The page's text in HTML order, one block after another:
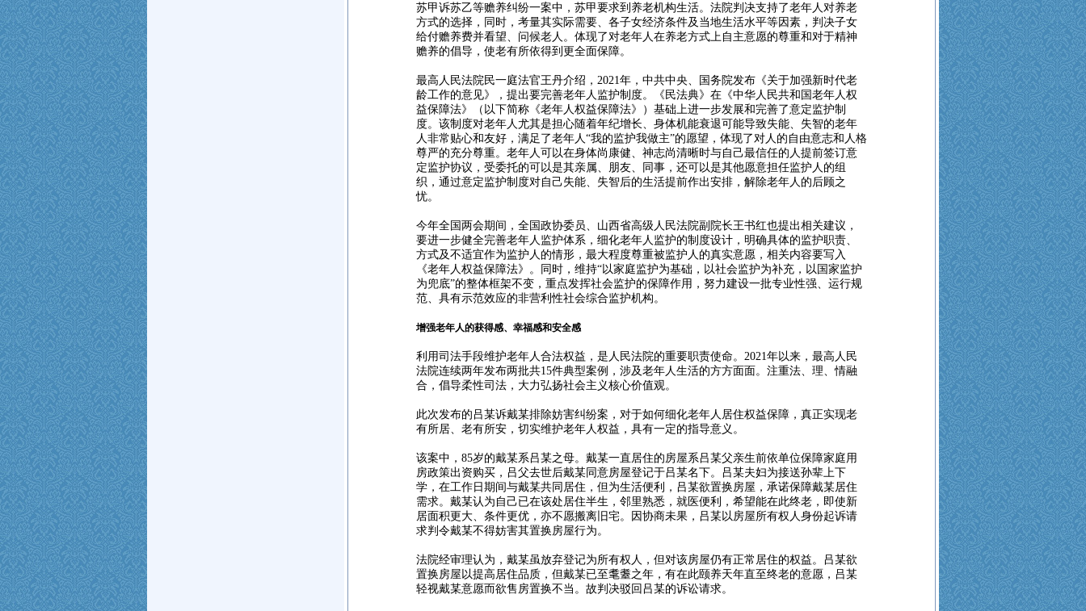
苏甲诉苏乙等赡养纠纷一案中，苏甲要求到养老机构生活。法院判决支持了老年人对养老
方式的选择，同时，考量其实际需要、各子女经济条件及当地生活水平等因素，判决子女
给付赡养费并看望、问候老人。体现了对老年人在养老方式上自主意愿的尊重和对于精神
赡养的倡导，使老有所依得到更全面保障。
最高人民法院民一庭法官王丹介绍，2021年，中共中央、国务院发布《关于加强新时代老
龄工作的意见》，提出要完善老年人监护制度。《民法典》在《中华人民共和国老年人权
益保障法》（以下简称 《老年人权益保障法》
）基础上进一步发展和完善了意定监护制
度。该制度对老年人尤其是担心随着年纪增长、身体机能衰退可能导致失能、失智的老年
人非常贴心和友好，满足了老年人“我的监护我做主”的愿望，体现了对人的自由意志和人格
尊严的充分尊重。老年人可以在身体尚康健、神志尚清晰时与自己最信任的人提前签订意
定监护协议，受委托的可以是其亲属、朋友、同事，还可以是其他愿意担任监护人的组
织，通过意定监护制度对自己失能、失智后的生活提前作出安排，解除老年人的后顾之
忧。
今年全国两会期间，全国政协委员、山西省高级人民法院副院长王书红也提出相关建议，
要进一步健全完善老年人监护体系，细化老年人监护的制度设计，明确具体的监护职责、
方式及不适宜作为监护人的情形，最大程度尊重被监护人的真实意愿，相关内容要写入
《老年人权益保障法》。同时，维持“以家庭监护为基础，以社会监护为补充，以国家监护
为兜底”的整体框架不变，重点发挥社会监护的保障作用，努力建设一批专业性强、运行规
范、具有示范效应的非营利性社会综合监护机构。
增强老年人的获得感、幸福感和安全感
利用司法手段维护老年人合法权益，是人民法院的重要职责使命。2021年以来，最高人民
法院连续两年发布两批共15件典型案例，涉及老年人生活的方方面面。注重法、理、情融
合，倡导柔性司法，大力弘扬社会主义核心价值观。
此次发布的吕某诉戴某排除妨害纠纷案，对于如何细化老年人居住权益保障，真正实现老
有所居、老有所安，切实维护老年人权益，具有一定的指导意义。
该案中，85岁的戴某系吕某之母。戴某一直居住的房屋系吕某父亲生前依单位保障家庭用
房政策出资购买，吕父去世后戴某同意房屋登记于吕某名下。吕某夫妇为接送孙辈上下
学，在工作日期间与戴某共同居住，但为生活便利，吕某欲置换房屋，承诺保障戴某居住
需求。戴某认为自己已在该处居住半生，邻里熟悉，就医便利，希望能在此终老，即使新
居面积更大、条件更优，亦不愿搬离旧宅。因协商未果，吕某以房屋所有权人身份起诉请
求判令戴某不得妨害其置换房屋行为。
法院经审理认为，戴某虽放弃登记为所有权人，但对该房屋仍有正常居住的权益。吕某欲
置换房屋以提高居住品质，但戴某已至耄耋之年，有在此颐养天年直至终老的意愿，吕某
轻视戴某意愿而欲售房置换不当。故判决驳回吕某的诉讼请求。